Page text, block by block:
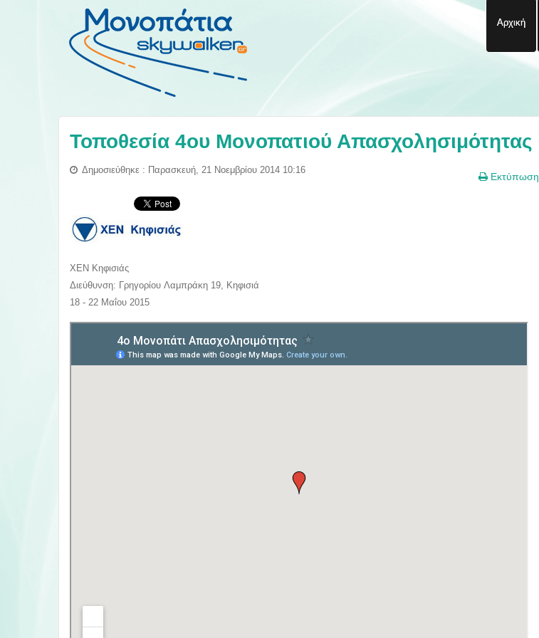
Αρχική
Τοποθεσία 4ου Μονοπατιού Απασχολησιμότητας
Εκτύπωση
Δημοσιεύθηκε : Παρασκευή, 21 Νοεμβρίου 2014 10:16
ΧΕΝ Κηφισιάς
Διεύθυνση: Γρηγορίου Λαμπράκη 19, Κηφισιά
18 - 22 Μαΐου 2015